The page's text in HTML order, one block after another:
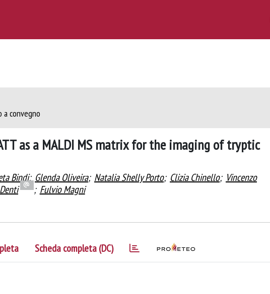
convegno
as a MALDI MS matrix for the imaging of tryptic
Bindi; Glenda Oliveira; Natalia Shelly Porto; Clizia Chinello; Vincenzo
; Fulvio Magni
Scheda completa (DC)